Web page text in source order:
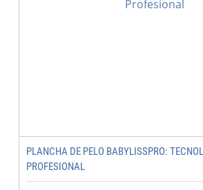
PLANCHA DE PELO BABYLISSPRO:
PROFESIONAL